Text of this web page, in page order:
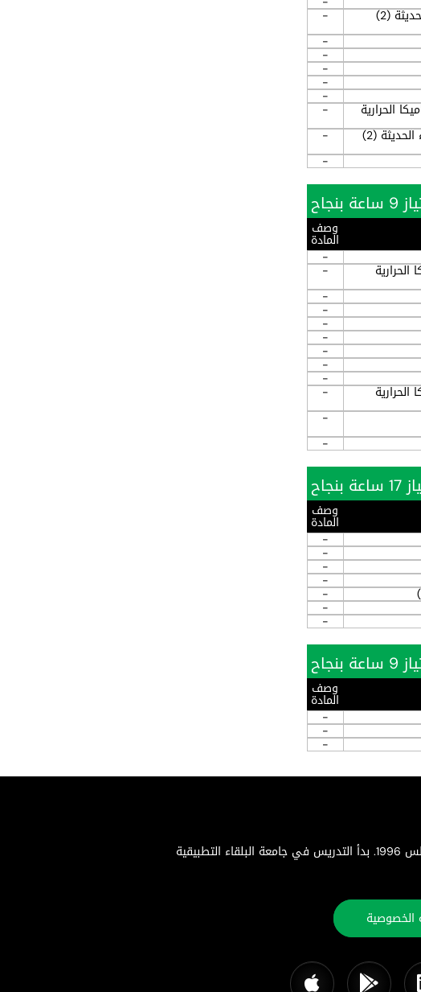
-
-
-
-
-
-
الحرارية
-
-
-
وصف
المادة
-
-
-
-
-
-
-
-
-
-
-
-
وصف
المادة
-
-
-
-
-
-
-
وصف
المادة
-
-
-
جامعة البلقاء التطبيقية هي جامعة حكومية متميزة تأسست بموجب إرادة ملكية سامية في 22 أغسطس 1996. بدأ التدريس في جامعة البلقاء التطبيقية